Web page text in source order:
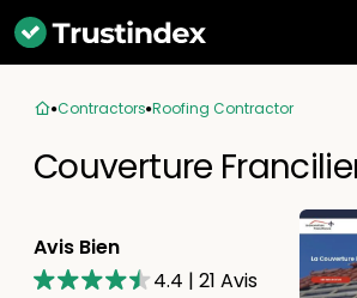
Contractors Roofing Contractor
Couverture
Avis Bien
4.4 | 21 Avis